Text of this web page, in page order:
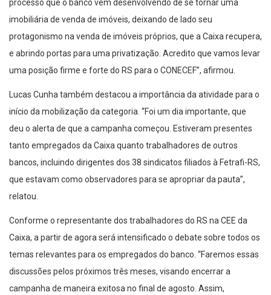
processo que o banco vem desenvolvendo de se tornar uma
imobiliária de venda de imóveis, deixando de lado seu
protagonismo na venda de imóveis próprios, que a Caixa recupera,
e abrindo portas para uma privatização. Acredito que vamos levar
uma posição firme e forte do RS para o CONECEF”, afirmou.
Lucas Cunha também destacou a importância da atividade para o
início da mobilização da categoria. “Foi um dia importante, que
deu o alerta de que a campanha começou. Estiveram presentes
tanto empregados da Caixa quanto trabalhadores de outros
bancos, incluindo dirigentes dos 38 sindicatos filiados à Fetrafi-RS,
que estavam como observadores para se apropriar da pauta”,
relatou.
Conforme o representante dos trabalhadores do RS na CEE da
Caixa, a partir de agora será intensificado o debate sobre todos os
temas relevantes para os empregados do banco. “Faremos essas
discussões pelos próximos três meses, visando encerrar a
campanha de maneira exitosa no final de agosto. Assim,